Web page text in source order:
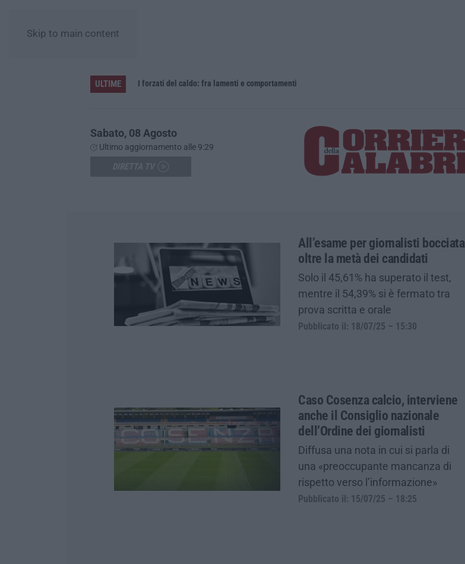
Skip to main content
ULTIME
Vinitaly and the City sbarca a Reggio Calabria: due giorni tra vino, cooking show e concerti – FOTO I forzati del caldo: fra lamenti e comportamenti
Sabato, 08 Agosto
Ultimo aggiornamento alle 9:29
All’esame per giornalisti bocciata
oltre la metà dei candidati
Solo il 45,61% ha superato il test,
mentre il 54,39% si è fermato tra
prova scritta e orale
Pubblicato il: 18/07/25 – 15:30
Caso Cosenza calcio, interviene
anche il Consiglio nazionale
dell’Ordine dei giornalisti
Diffusa una nota in cui si parla di
una «preoccupante mancanza di
rispetto verso l’informazione»
Pubblicato il: 15/07/25 – 18:25